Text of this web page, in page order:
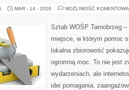
MAR - 14 - 2026 MOŻLIWOŚĆ
Sztab WOŚP Tarnobrzeg
miejsce, w którym pomoc
lokalna zbiorowość
ogromną moc. To nie jest
wydarzeniach, ale
idei pomagania,